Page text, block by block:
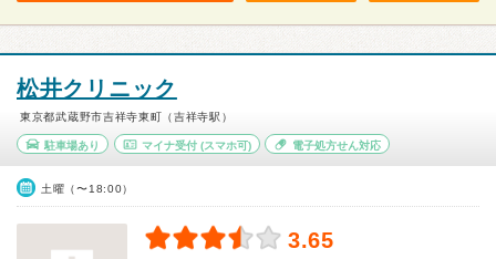
松井クリニック
東京都武蔵野市吉祥寺東町（吉祥寺駅）
駐車場あり マイナ受付(スマホ可) 電子処方せん対応
土曜（〜18:00）
3.65